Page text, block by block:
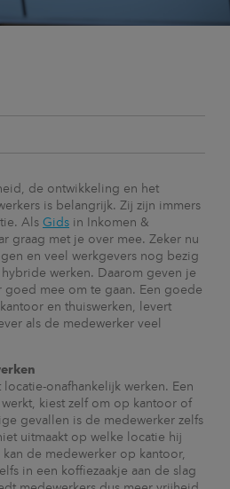
de ontwikkeling en het
is belangrijk. Zij zijn immers
Als Gids in Inkomen &
graag met je over mee. Zeker nu
en veel werkgevers nog bezig
werken. Daarom geven je
mee om te gaan. Een goede
en thuiswerken, levert
als de medewerker veel
onafhankelijk werken. Een
kiest zelf om op kantoor of
gevallen is de medewerker zelfs
uitmaakt op welke locatie hij
de medewerker op kantoor,
in een koffiezaakje aan de slag